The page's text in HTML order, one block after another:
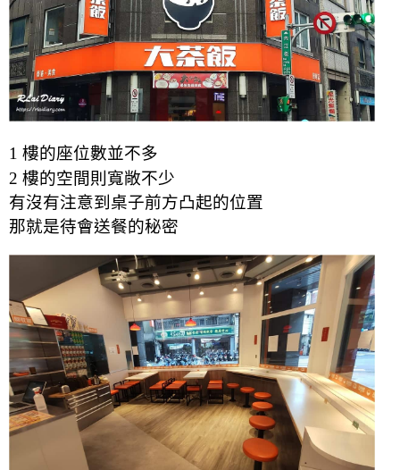
1 樓的座位數並不多
2 樓的空間則寬敞不少
有沒有注意到桌子前方凸起的位置
那就是待會送餐的秘密